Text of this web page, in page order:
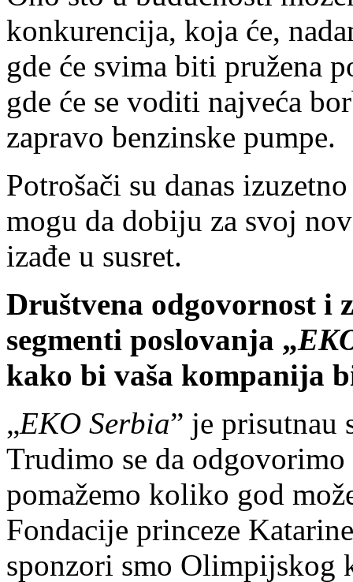
konkurencija, koja će,
gde će svima biti pružena
gde će se voditi najveća
zapravo benzinske pumpe.
Potrošači su danas
mogu da dobiju za svoj
izađe u susret.
Društvena odgovornost i
segmenti poslovanja „
kako bi vaša kompanija
„EKO Serbia” je prisutnau
Trudimo se da odgovorimo
pomažemo koliko god
Fondacije princeze
sponzori smo Olimpijskog